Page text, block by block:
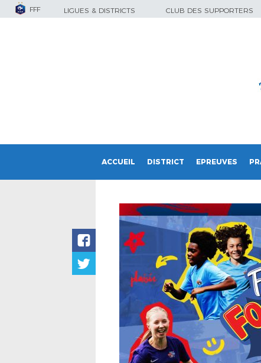
FFF LIGUES & DISTRICTS CLUB DES SUPPORTERS
ACCUEIL DISTRICT EPREUVES